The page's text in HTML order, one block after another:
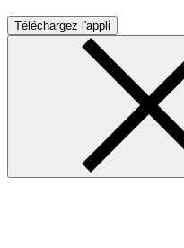
Téléchargez l'appli